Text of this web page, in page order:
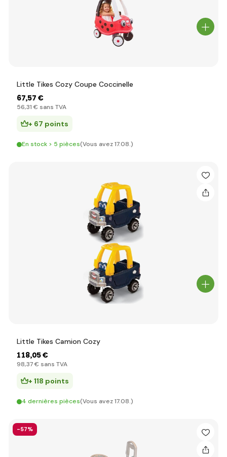
Little Tikes Cozy Coupe Coccinelle
67,57 €
56,31 € sans TVA
+ 67 points
En stock > 5 pièces(Vous avez 17.08.)
Little Tikes Camion Cozy
118,05 €
98,37 € sans TVA
+ 118 points
4 dernières pièces(Vous avez 17.08.)
-57%